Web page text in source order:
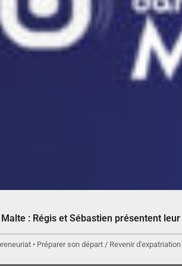
: Régis et Sébastien présentent
• Préparer son départ / Revenir d'expatriation